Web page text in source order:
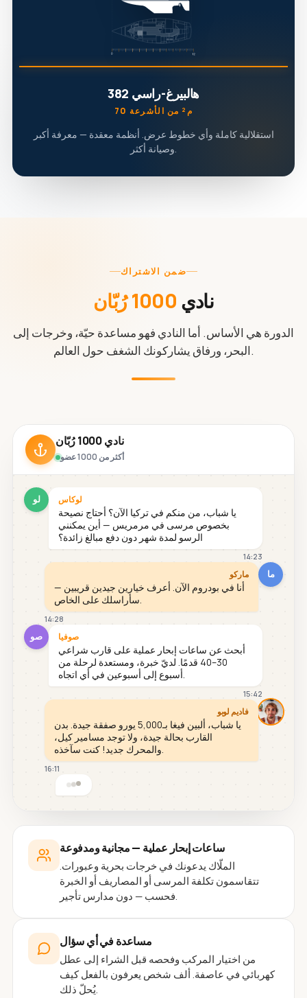
هالبيرغ-راسي 382
70 م² من الأشرعة
استقلالية كاملة وأي خطوط عرض. أنظمة معقدة — معرفة أكبر
وصيانة أكثر.
ضمن الاشتراك
نادي 1000 رُبّان
الدورة هي الأساس. أما النادي فهو مساعدة حيّة، وخرجات إلى
البحر، ورفاق يشاركونك الشغف حول العالم.
نادي 1000 رُبّان
أكثر من 1000 عضو
لو لوكاس
يا شباب، من منكم في تركيا الآن؟ أحتاج نصيحة
بخصوص مرسى في مرمريس — أين يمكنني
الرسو لمدة شهر دون دفع مبالغ زائدة؟
14:23
ما ماركو
أنا في بودروم الآن. أعرف خيارين جيدين قريبين —
سأراسلك على الخاص.
14:28
صو صوفيا
أبحث عن ساعات إبحار عملية على قارب شراعي
30–40 قدمًا. لديّ خبرة، ومستعدة لرحلة من
أسبوع إلى أسبوعين في أي اتجاه.
15:42
فاديم لوبو
يا شباب، ألبين فيغا بـ5,000 يورو صفقة جيدة. بدن
القارب بحالة جيدة، ولا توجد مسامير كيل،
والمحرك جديد! كنت سآخذه.
16:11
ساعات إبحار عملية — مجانية ومدفوعة
الملّاك يدعونك في خرجات بحرية وعبورات.
تتقاسمون تكلفة المرسى أو المصاريف أو الخبرة
فحسب — دون مدارس تأجير.
مساعدة في أي سؤال
من اختيار المركب وفحصه قبل الشراء إلى عطل
كهربائي في عاصفة. ألف شخص يعرفون بالفعل كيف
يُحلّ ذلك.